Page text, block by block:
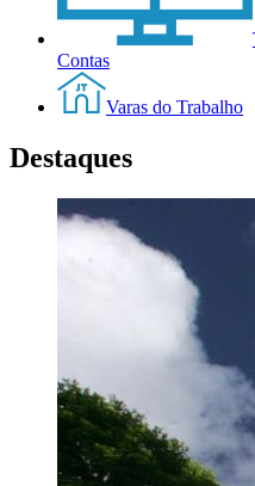
Contas
Varas do Trabalho
Destaques